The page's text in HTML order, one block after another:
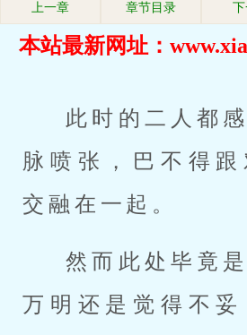
上一章 章节目录
本站最新网址：
此时的二人都
脉喷张，巴不得跟
交融在一起。
然而此处毕竟
万明还是觉得不妥